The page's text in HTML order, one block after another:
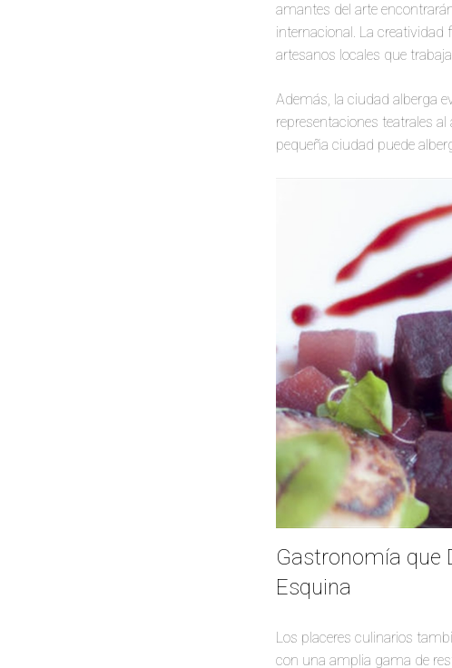
amantes del arte
internacional. La creatividad
artesanos locales que
Además, la ciudad alberga
representaciones teatrales
pequeña ciudad puede
Gastronomía que
Esquina
Los placeres culinarios
con una amplia gama de